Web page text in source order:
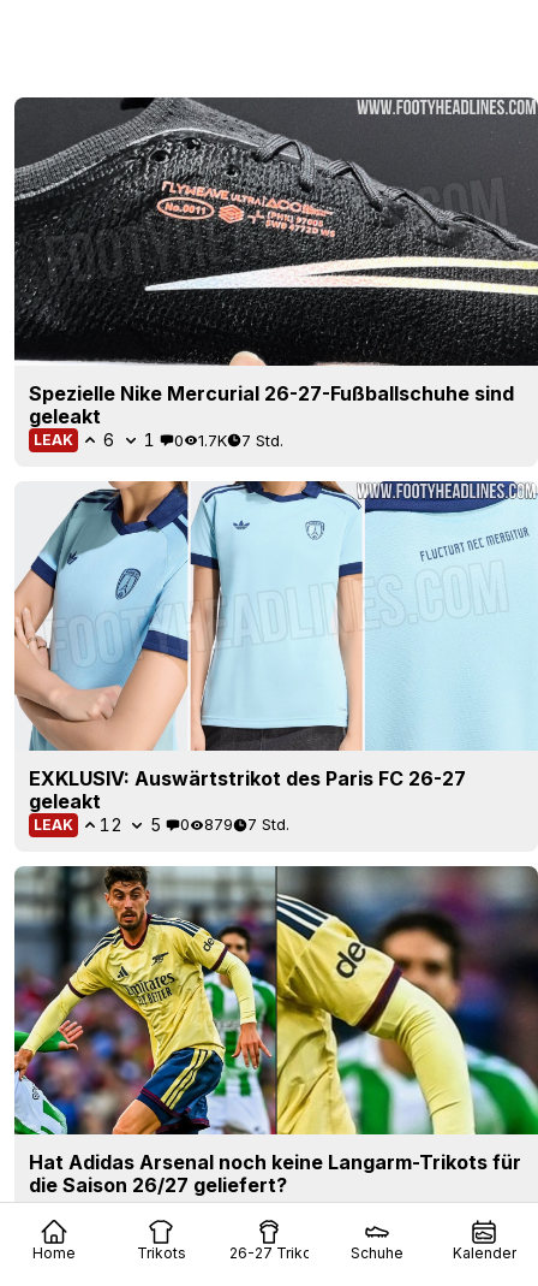
Home Trikots 26-27 Trikots Schuhe Kalender
Spezielle Nike Mercurial 26-27-Fußballschuhe sind
geleakt
LEAK 6 1 0 1.7K 7 Std.
EXKLUSIV: Auswärtstrikot des Paris FC 26-27
geleakt
LEAK 12 5 0 879 7 Std.
Hat Adidas Arsenal noch keine Langarm-Trikots für
die Saison 26/27 geliefert?
3 11 0 1.3K 9 Std.